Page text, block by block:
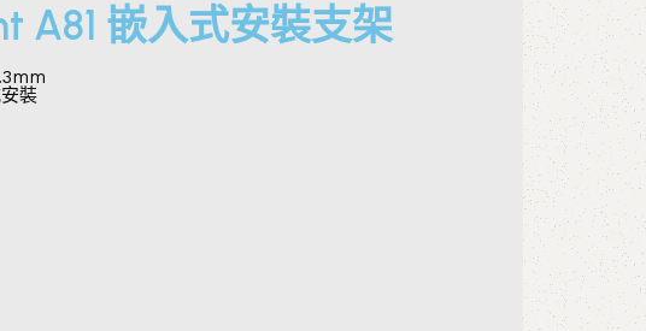
A81 嵌入式安裝支架
裝